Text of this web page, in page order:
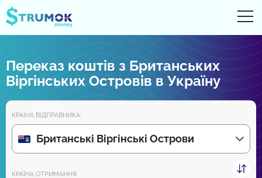
Грошові перекази
Рахунки Online
Огляди партнерів
Зовсім скоро завантажуйте додаток на Android та iPhone:
Переказ коштів з Британських
Віргінських Островів в Україну
КРАЇНА ВІДПРАВНИКА:
Британські Віргінські Острови
КРАЇНА ОТРИМАННЯ: